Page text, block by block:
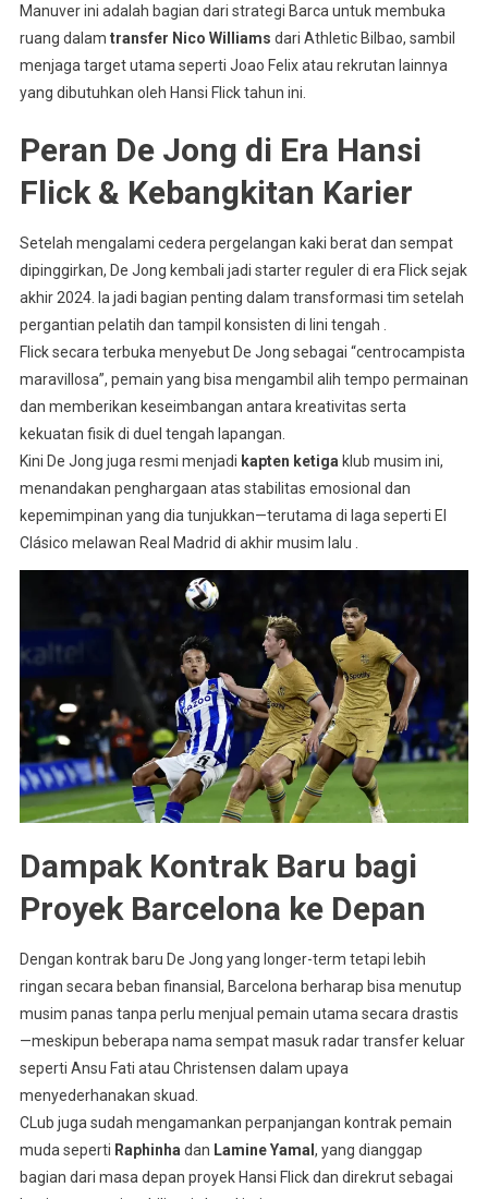
Manuver ini adalah bagian dari strategi Barca untuk membuka
ruang dalam transfer Nico Williams dari Athletic Bilbao, sambil
menjaga target utama seperti Joao Felix atau rekrutan lainnya
yang dibutuhkan oleh Hansi Flick tahun ini
Peran De Jong di Era Hansi
Flick & Kebangkitan Karier
Setelah mengalami cedera pergelangan kaki berat dan sempat
dipinggirkan, De Jong kembali jadi starter reguler di era Flick sejak
akhir 2024. Ia jadi bagian penting dalam transformasi tim setelah
pergantian pelatih dan tampil konsisten di lini tengah
Flick secara terbuka menyebut De Jong sebagai “centrocampista
maravillosa”, pemain yang bisa mengambil alih tempo permainan
dan memberikan keseimbangan antara kreativitas serta
kekuatan fisik di duel tengah lapangan
Kini De Jong juga resmi menjadi kapten ketiga klub musim ini,
menandakan penghargaan atas stabilitas emosional dan
kepemimpinan yang dia tunjukkan—terutama di laga seperti El
Clásico melawan Real Madrid di akhir musim lalu
Dampak Kontrak Baru bagi
Proyek Barcelona ke Depan
Dengan kontrak baru De Jong yang longer-term tetapi lebih
ringan secara beban finansial, Barcelona berharap bisa menutup
musim panas tanpa perlu menjual pemain utama secara drastis
—meskipun beberapa nama sempat masuk radar transfer keluar
seperti Ansu Fati atau Christensen dalam upaya
menyederhanakan skuad
CLub juga sudah mengamankan perpanjangan kontrak pemain
muda seperti Raphinha dan Lamine Yamal , yang dianggap
bagian dari masa depan proyek Hansi Flick dan direkrut sebagai